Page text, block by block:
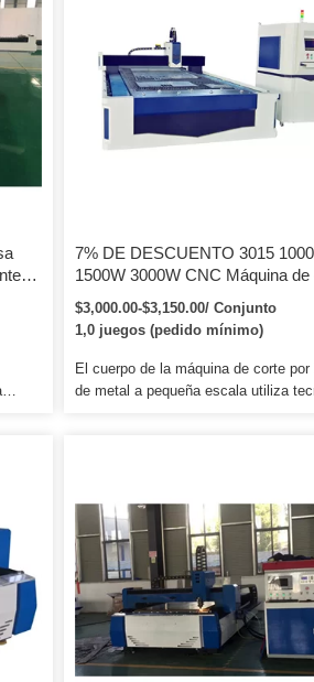
7% DE DESCUENTO 3015
1500W 3000W CNC Máquina de
por láser de fibra de metal Precio
hoja de aluminio de hierro de
inoxidable
$3,000.00-$3,150.00/ Conjunto
1,0 juegos (pedido mínimo)
El cuerpo de la máquina de corte por
de metal a pequeña escala utiliza
escala adopta un servomotor de alta
precisión importado de Japón
German Schneider. &clubes;4. La
de corte por láser de metal a
escala utiliza un seguidor de altura
enfoque automático.